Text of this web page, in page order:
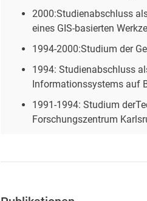
2000:Studienabschluss
eines GIS-basierten
1994-2000:Studium der
1994: Studienabschluss
Informationssystems auf
1991-1994: Studium
Forschungszentrum